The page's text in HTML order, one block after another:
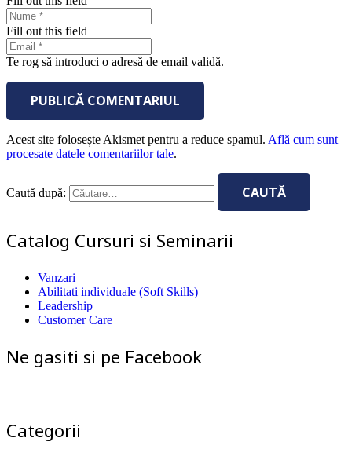
Fill out this field
Te rog să introduci o adresă de email validă.
PUBLICĂ COMENTARIUL
Acest site folosește Akismet pentru a reduce spamul. Află cum sunt
procesate datele comentariilor tale.
Caută după:
Catalog Cursuri si Seminarii
Vanzari
Abilitati individuale (Soft Skills)
Leadership
Customer Care
Ne gasiti si pe Facebook
Categorii